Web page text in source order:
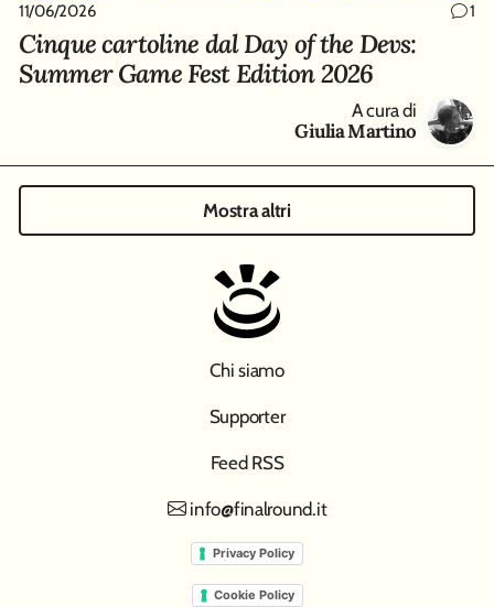
11/06/2026 1
Cinque cartoline dal Day of the Devs:
Summer Game Fest Edition 2026
A cura di
Giulia Martino
Mostra altri
Chi siamo
Supporter
Feed RSS
info@finalround.it
Privacy Policy
Cookie Policy